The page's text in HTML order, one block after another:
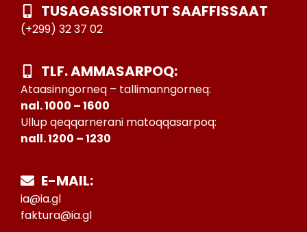
TUSAGASSIORTUT SAAFFISSAAT
(+299) 32 37 02
TLF. AMMASARPOQ:
Ataasinngorneq – tallimanngorneq:
nal. 1000 – 1600
Ullup qeqqarnerani matoqqasarpoq:
nall. 1200 – 1230
E-MAIL:
ia@ia.gl
faktura@ia.gl